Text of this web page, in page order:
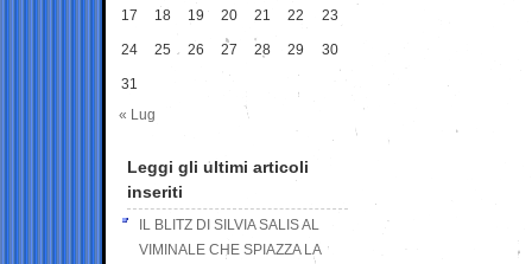
17 18 19 20 21 22 23
24 25 26 27 28 29 30
31
« Lug
Leggi gli ultimi articoli
inseriti
IL BLITZ DI SILVIA SALIS AL
VIMINALE CHE SPIAZZA LA